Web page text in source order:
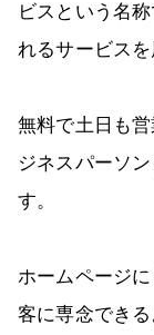
ビスという名
れるサービスを
無料で土日も
ジネスパーソ
す。
ホームページ
客に専念でき